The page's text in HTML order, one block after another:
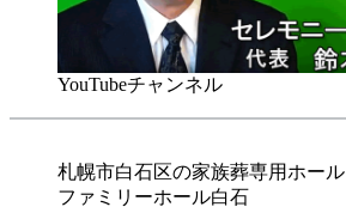
YouTubeチャンネル
札幌市白石区の家族葬専用ホール
ファミリーホール白石